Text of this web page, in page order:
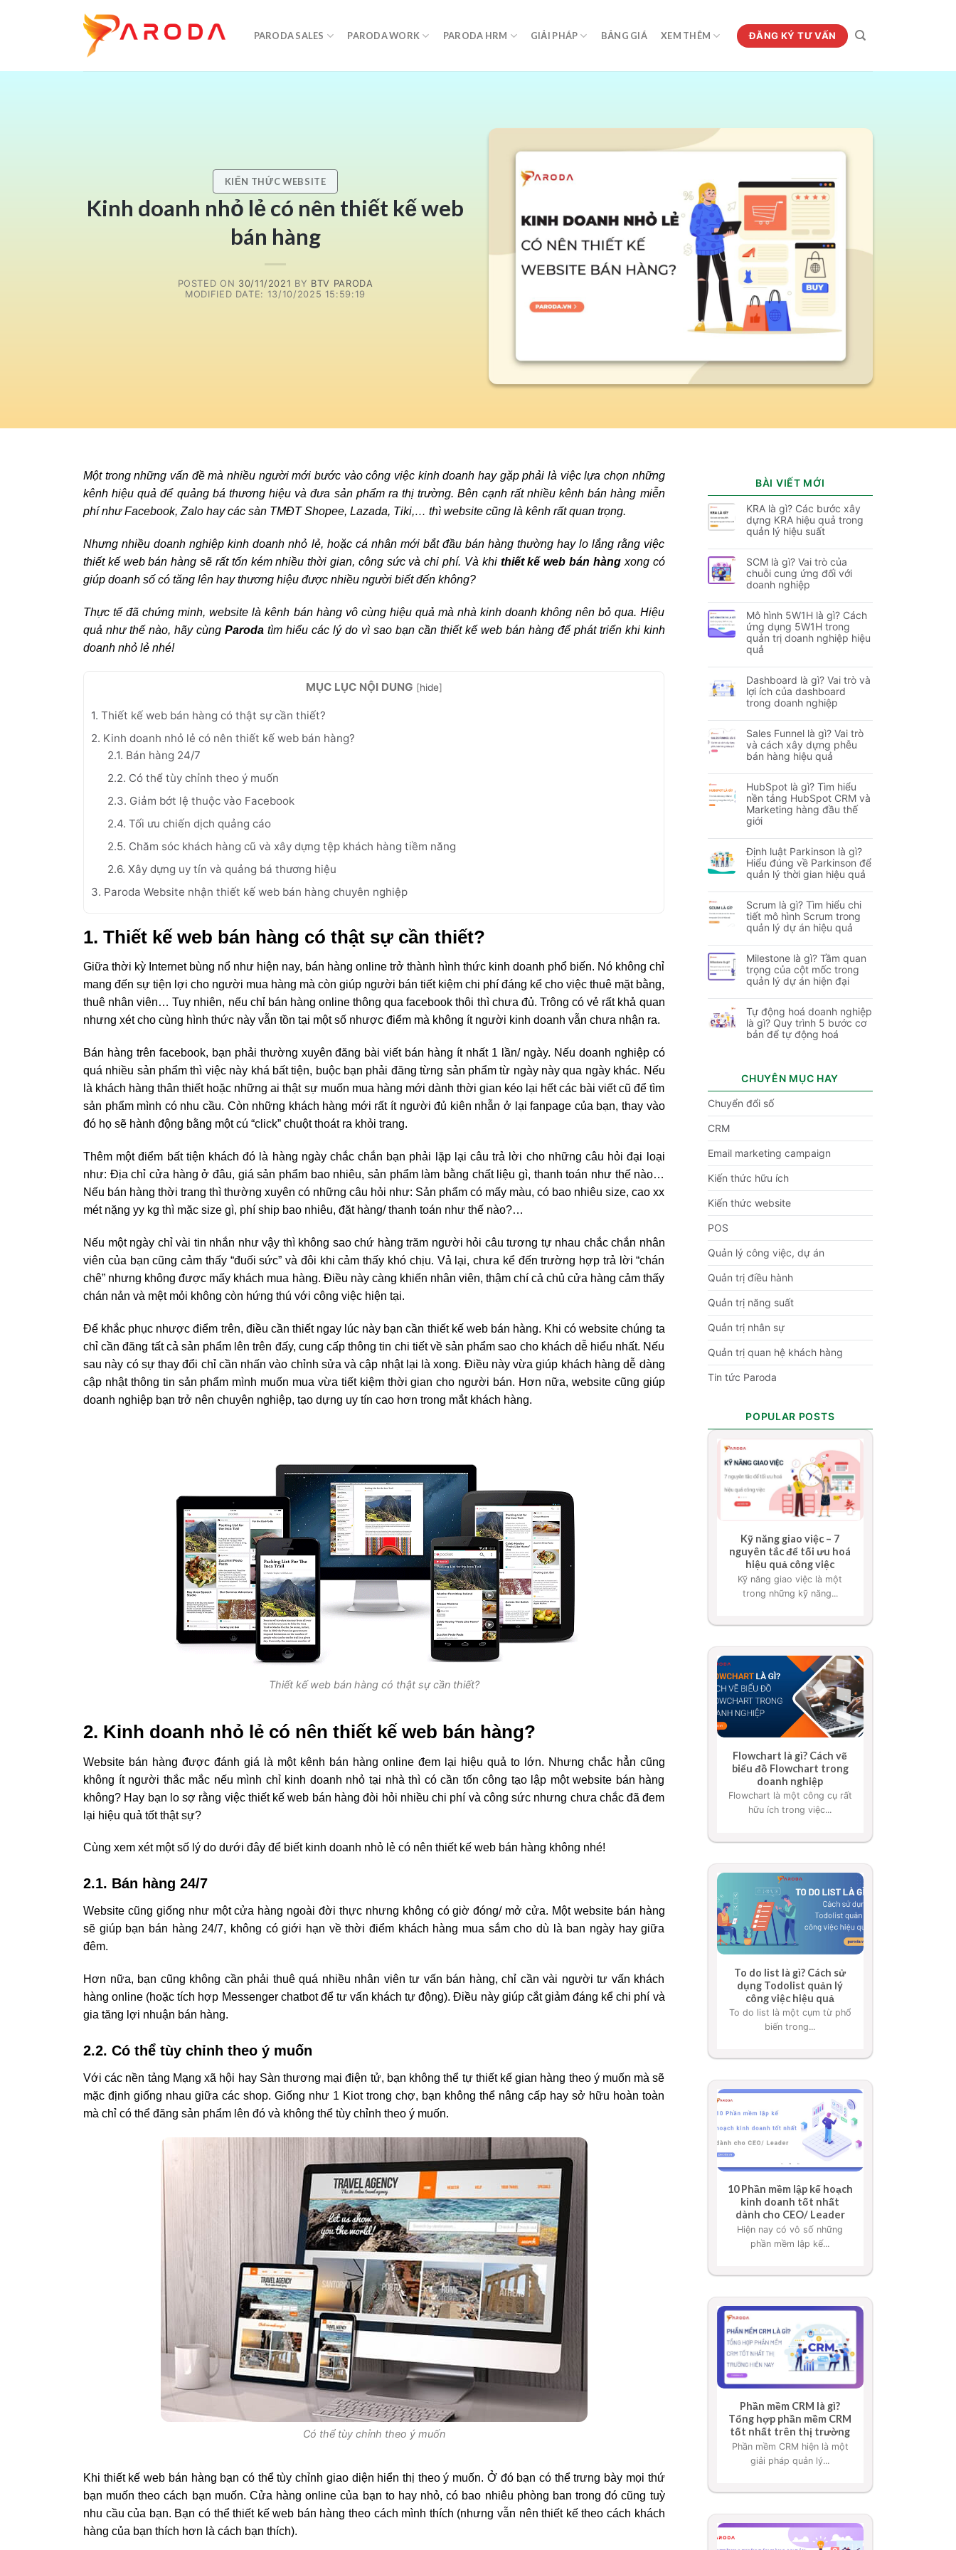
PARODA SALES PARODA WORK PARODA HRM GIẢI PHÁP BẢNG GIÁ XEM THÊM ĐĂNG KÝ TƯ VẤN
KIẾN THỨC WEBSITE
Kinh doanh nhỏ lẻ có nên thiết kế web
bán hàng
POSTED ON 30/11/2021 BY BTV PARODA
MODIFIED DATE: 13/10/2025 15:59:19
Một trong những vấn đề mà nhiều người mới bước vào công việc kinh doanh hay gặp phải là việc lựa chọn những
kênh hiệu quả để quảng bá thương hiệu và đưa sản phẩm ra thị trường. Bên cạnh rất nhiều kênh bán hàng miễn
phí như Facebook, Zalo hay các sàn TMĐT Shopee, Lazada, Tiki,… thì website cũng là kênh rất quan trọng.
Nhưng nhiều doanh nghiệp kinh doanh nhỏ lẻ, hoặc cá nhân mới bắt đầu bán hàng thường hay lo lắng rằng việc
thiết kế web bán hàng sẽ rất tốn kém nhiều thời gian, công sức và chi phí. Và khi thiết kế web bán hàngxong có
giúp doanh số có tăng lên hay thương hiệu được nhiều người biết đến không?
Thực tế đã chứng minh, website là kênh bán hàng vô cùng hiệu quả mà nhà kinh doanh không nên bỏ qua. Hiệu
quả như thế nào, hãy cùng Paroda tìm hiểu các lý do vì sao bạn cần thiết kế web bán hàng để phát triển khi kinh
doanh nhỏ lẻ nhé!
MỤC LỤC NỘI DUNG [hide]
1. Thiết kế web bán hàng có thật sự cần thiết?
2. Kinh doanh nhỏ lẻ có nên thiết kế web bán hàng?
2.1. Bán hàng 24/7
2.2. Có thể tùy chỉnh theo ý muốn
2.3. Giảm bớt lệ thuộc vào Facebook
2.4. Tối ưu chiến dịch quảng cáo
2.5. Chăm sóc khách hàng cũ và xây dựng tệp khách hàng tiềm năng
2.6. Xây dựng uy tín và quảng bá thương hiệu
3. Paroda Website nhận thiết kế web bán hàng chuyên nghiệp
1. Thiết kế web bán hàng có thật sự cần thiết?
Giữa thời kỳ Internet bùng nổ như hiện nay, bán hàng online trở thành hình thức kinh doanh phổ biến. Nó không chỉ
mang đến sự tiện lợi cho người mua hàng mà còn giúp người bán tiết kiệm chi phí đáng kể cho việc thuê mặt bằng,
thuê nhân viên… Tuy nhiên, nếu chỉ bán hàng online thông qua facebook thôi thì chưa đủ. Trông có vẻ rất khả quan
nhưng xét cho cùng hình thức này vẫn tồn tại một số nhược điểm mà không ít người kinh doanh vẫn chưa nhận ra.
Bán hàng trên facebook, bạn phải thường xuyên đăng bài viết bán hàng ít nhất 1 lần/ ngày. Nếu doanh nghiệp có
quá nhiều sản phẩm thì việc này khá bất tiện, buộc bạn phải đăng từng sản phẩm từ ngày này qua ngày khác. Nếu
là khách hàng thân thiết hoặc những ai thật sự muốn mua hàng mới dành thời gian kéo lại hết các bài viết cũ để tìm
sản phẩm mình có nhu cầu. Còn những khách hàng mới rất ít người đủ kiên nhẫn ở lại fanpage của bạn, thay vào
đó họ sẽ hành động bằng một cú “click” chuột thoát ra khỏi trang.
Thêm một điểm bất tiện khách đó là hàng ngày chắc chắn bạn phải lặp lại câu trả lời cho những câu hỏi đại loại
như: Địa chỉ cửa hàng ở đâu, giá sản phẩm bao nhiêu, sản phẩm làm bằng chất liệu gì, thanh toán như thế nào…
Nếu bán hàng thời trang thì thường xuyên có những câu hỏi như: Sản phẩm có mấy màu, có bao nhiêu size, cao xx
mét nặng yy kg thì mặc size gì, phí ship bao nhiêu, đặt hàng/ thanh toán như thế nào?…
Nếu một ngày chỉ vài tin nhắn như vậy thì không sao chứ hàng trăm người hỏi câu tương tự nhau chắc chắn nhân
viên của bạn cũng cảm thấy “đuối sức” và đôi khi cảm thấy khó chịu. Vả lại, chưa kể đến trường hợp trả lời “chán
chê” nhưng không được mấy khách mua hàng. Điều này càng khiến nhân viên, thậm chí cả chủ cửa hàng cảm thấy
chán nản và mệt mỏi không còn hứng thú với công việc hiện tại.
Để khắc phục nhược điểm trên, điều cần thiết ngay lúc này bạn cần thiết kế web bán hàng. Khi có website chúng ta
chỉ cần đăng tất cả sản phẩm lên trên đấy, cung cấp thông tin chi tiết về sản phẩm sao cho khách dễ hiểu nhất. Nếu
sau này có sự thay đổi chỉ cần nhấn vào chỉnh sửa và cập nhật lại là xong. Điều này vừa giúp khách hàng dễ dàng
cập nhật thông tin sản phẩm mình muốn mua vừa tiết kiệm thời gian cho người bán. Hơn nữa, website cũng giúp
doanh nghiệp bạn trở nên chuyên nghiệp, tạo dựng uy tín cao hơn trong mắt khách hàng.
Thiết kế web bán hàng có thật sự cần thiết?
2. Kinh doanh nhỏ lẻ có nên thiết kế web bán hàng?
Website bán hàng được đánh giá là một kênh bán hàng online đem lại hiệu quả to lớn. Nhưng chắc hẳn cũng
không ít người thắc mắc nếu mình chỉ kinh doanh nhỏ tại nhà thì có cần tốn công tạo lập một website bán hàng
không? Hay bạn lo sợ rằng việc thiết kế web bán hàng đòi hỏi nhiều chi phí và công sức nhưng chưa chắc đã đem
lại hiệu quả tốt thật sự?
Cùng xem xét một số lý do dưới đây để biết kinh doanh nhỏ lẻ có nên thiết kế web bán hàng không nhé!
2.1. Bán hàng 24/7
Website cũng giống như một cửa hàng ngoài đời thực nhưng không có giờ đóng/ mở cửa. Một website bán hàng
sẽ giúp bạn bán hàng 24/7, không có giới hạn về thời điểm khách hàng mua sắm cho dù là ban ngày hay giữa
đêm.
Hơn nữa, bạn cũng không cần phải thuê quá nhiều nhân viên tư vấn bán hàng, chỉ cần vài người tư vấn khách
hàng online (hoặc tích hợp Messenger chatbot để tư vấn khách tự động). Điều này giúp cắt giảm đáng kể chi phí và
gia tăng lợi nhuận bán hàng.
2.2. Có thể tùy chỉnh theo ý muốn
Với các nền tảng Mạng xã hội hay Sàn thương mại điện tử, bạn không thể tự thiết kế gian hàng theo ý muốn mà sẽ
mặc định giống nhau giữa các shop. Giống như 1 Kiot trong chợ, bạn không thể nâng cấp hay sở hữu hoàn toàn
mà chỉ có thể đăng sản phẩm lên đó và không thể tùy chỉnh theo ý muốn.
Có thể tùy chỉnh theo ý muốn
Khi thiết kế web bán hàng bạn có thể tùy chỉnh giao diện hiển thị theo ý muốn. Ở đó bạn có thể trưng bày mọi thứ
bạn muốn theo cách bạn muốn. Cửa hàng online của bạn to hay nhỏ, có bao nhiêu phòng ban trong đó cũng tuỳ
nhu cầu của bạn. Bạn có thể thiết kế web bán hàng theo cách mình thích (nhưng vẫn nên thiết kế theo cách khách
hàng của bạn thích hơn là cách bạn thích).
BÀI VIẾT MỚI
KRA là gì? Các bước xây
dựng KRA hiệu quả trong
quản lý hiệu suất
SCM là gì? Vai trò của
chuỗi cung ứng đối với
doanh nghiệp
Mô hình 5W1H là gì? Cách
ứng dụng 5W1H trong
quản trị doanh nghiệp hiệu
quả
Dashboard là gì? Vai trò và
lợi ích của dashboard
trong doanh nghiệp
Sales Funnel là gì? Vai trò
và cách xây dựng phễu
bán hàng hiệu quả
HubSpot là gì? Tìm hiểu
nền tảng HubSpot CRM và
Marketing hàng đầu thế
giới
Định luật Parkinson là gì?
Hiểu đúng về Parkinson để
quản lý thời gian hiệu quả
Scrum là gì? Tìm hiểu chi
tiết mô hình Scrum trong
quản lý dự án hiệu quả
Milestone là gì? Tầm quan
trọng của cột mốc trong
quản lý dự án hiện đại
Tự động hoá doanh nghiệp
là gì? Quy trình 5 bước cơ
bản để tự động hoá
CHUYÊN MỤC HAY
Chuyển đổi số
CRM
Email marketing campaign
Kiến thức hữu ích
Kiến thức website
POS
Quản lý công việc, dự án
Quản trị điều hành
Quản trị năng suất
Quản trị nhân sự
Quản trị quan hệ khách hàng
Tin tức Paroda
POPULAR POSTS
Kỹ năng giao việc – 7
nguyên tắc để tối ưu hoá
hiệu quả công việc
Kỹ năng giao việc là một
trong những kỹ năng...
Flowchart là gì? Cách vẽ
biểu đồ Flowchart trong
doanh nghiệp
Flowchart là một công cụ rất
hữu ích trong việc...
To do list là gì? Cách sử
dụng Todolist quản lý
công việc hiệu quả
To do list là một cụm từ phổ
biến trong...
10 Phần mềm lập kế hoạch
kinh doanh tốt nhất
dành cho CEO/ Leader
Hiện nay có vô số những
phần mềm lập kế...
Phần mềm CRM là gì?
Tổng hợp phần mềm CRM
tốt nhất trên thị trường
Phần mềm CRM hiện là một
giải pháp quản lý...